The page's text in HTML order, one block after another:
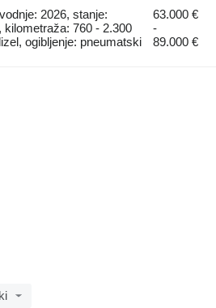
2026, stanje:
kilometraža: 760 - 2.300
ogibljenje: pneumatski
63.000 €
-
89.000 €